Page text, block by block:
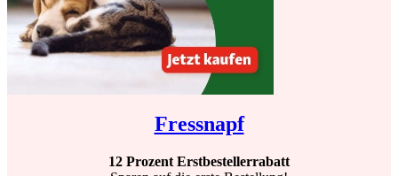
Fressnapf
12 Prozent Erstbestellerrabatt